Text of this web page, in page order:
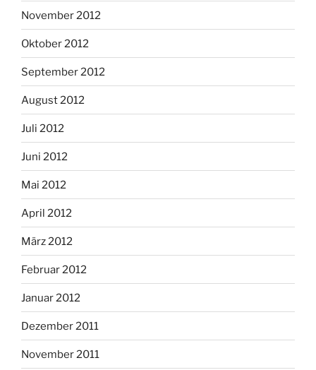
November 2012
Oktober 2012
September 2012
August 2012
Juli 2012
Juni 2012
Mai 2012
April 2012
März 2012
Februar 2012
Januar 2012
Dezember 2011
November 2011